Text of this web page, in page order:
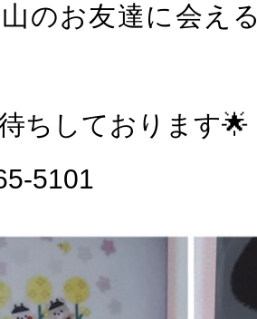
のお友達に会え
ちしております🌟
5101